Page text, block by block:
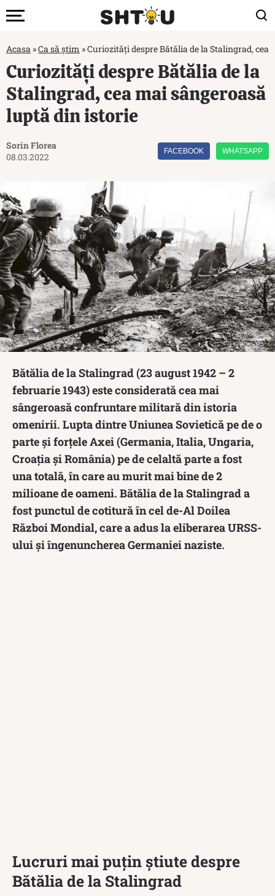
Acasa »Ca să știm »Curiozități despre Bătălia de la Stalingrad,
Curiozități despre Bătălia de la
Stalingrad, cea mai sângeroasă
luptă din istorie
Sorin Florea
08.03.2022
FACEBOOK WHATSAPP
Bătălia de la Stalingrad (23 august 1942 – 2
februarie 1943) este considerată cea mai
sângeroasă confruntare militară din istoria
omenirii. Lupta dintre Uniunea Sovietică pe de o
parte și forțele Axei (Germania, Italia, Ungaria,
Croația și România) pe de celaltă parte a fost
una totală, în care au murit mai bine de 2
milioane de oameni. Bătălia de la Stalingrad a
fost punctul de cotitură în cel de-Al Doilea
Război Mondial, care a adus la eliberarea URSS-
ului și îngenuncherea Germaniei naziste.
Lucruri mai puțin știute despre
Bătălia de la Stalingrad